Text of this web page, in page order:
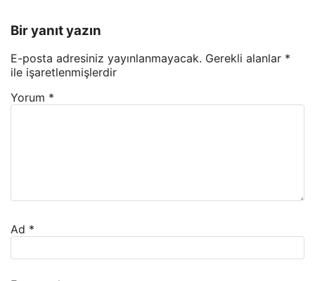
Bir yanıt yazın
E-posta adresiniz yayınlanmayacak. Gerekli alanlar *
ile işaretlenmişlerdir
Yorum *
Ad *